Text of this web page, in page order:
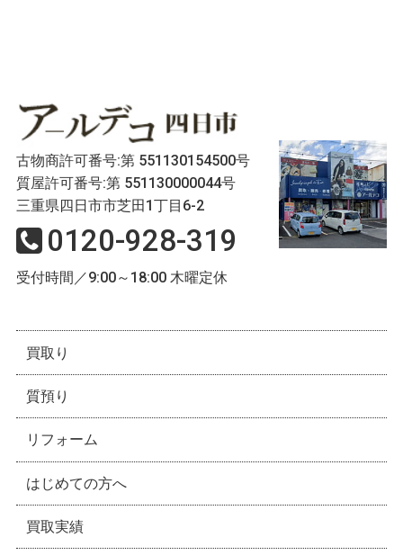
古物商許可番号:第 551130154500号
質屋許可番号:第 551130000044号
三重県四日市市芝田1丁目6-2
0120-928-319
受付時間／9:00～18:00 木曜定休
買取り
質預り
リフォーム
はじめての方へ
買取実績